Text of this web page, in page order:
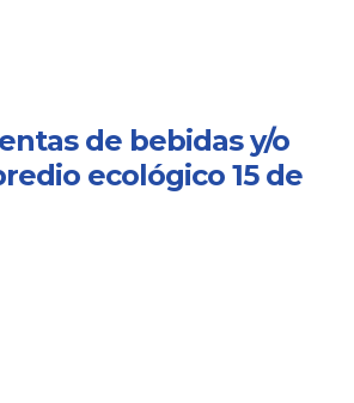
de bebidas y/o
ecológico 15 de